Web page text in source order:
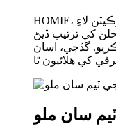
HOMIE، بين الاقوامي مارڪيٽن لاءِ OEM پارٽنرشپ
کي ترتيب ڏيڻ
گڏجي، اسان
سان ملو